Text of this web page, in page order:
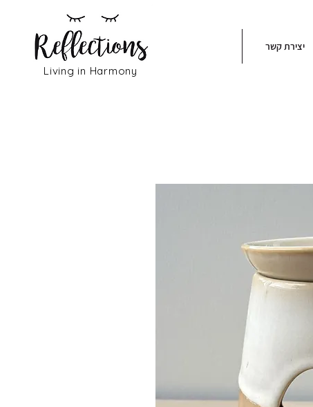
Living in Harmony
יצירת קשר